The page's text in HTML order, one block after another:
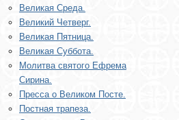
Великая Среда.
Великий Четверг.
Великая Пятница.
Великая Суббота.
Молитва святого Ефрема
Сирина.
Пресса о Великом Посте.
Постная трапеза.